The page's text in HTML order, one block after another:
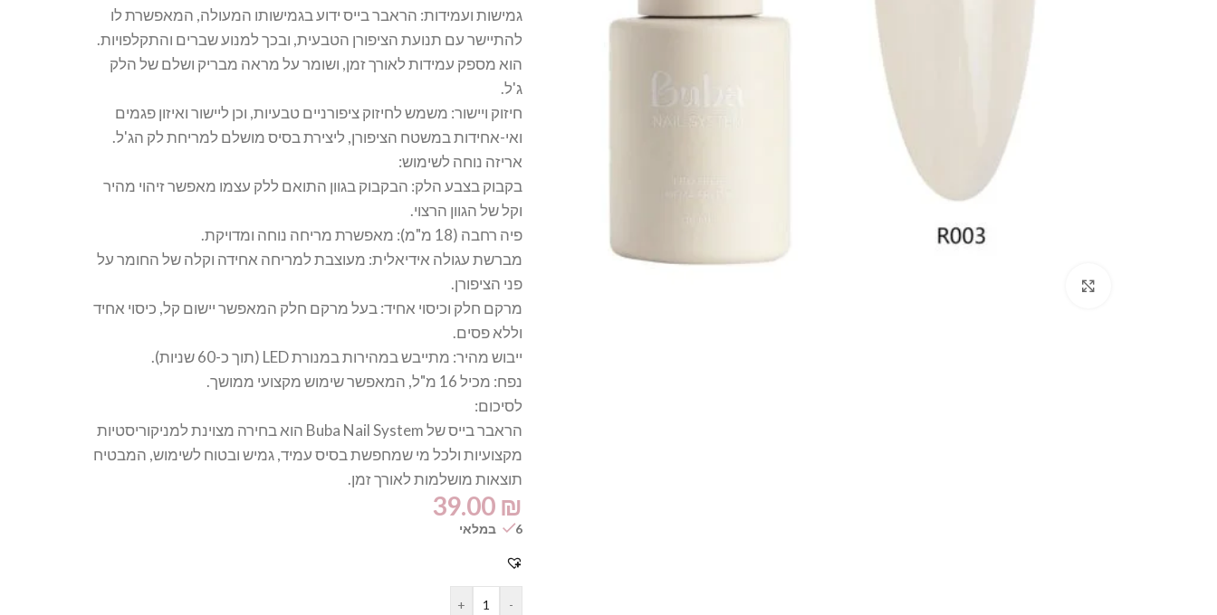
גמישות ועמידות: הראבר בייס ידוע בגמישותו המעולה, המאפשרת לו
להתיישר עם תנועת הציפורן הטבעית, ובכך למנוע שברים והתקלפויות.
הוא מספק עמידות לאורך זמן, ושומר על מראה מבריק ושלם של הלק
ג'ל.
חיזוק ויישור: משמש לחיזוק ציפורניים טבעיות, וכן ליישור ואיזון פגמים
ואי-אחידות במשטח הציפורן, ליצירת בסיס מושלם למריחת לק הג'ל.
אריזה נוחה לשימוש:
בקבוק בצבע הלק: הבקבוק בגוון התואם ללק עצמו מאפשר זיהוי מהיר
וקל של הגוון הרצוי.
פיה רחבה (18 מ"מ): מאפשרת מריחה נוחה ומדויקת.
מברשת עגולה אידיאלית: מעוצבת למריחה אחידה וקלה של החומר על
פני הציפורן.
מרקם חלק וכיסוי אחיד: בעל מרקם חלק המאפשר יישום קל, כיסוי אחיד
וללא פסים.
ייבוש מהיר: מתייבש במהירות במנורת LED (תוך כ-60 שניות).
נפח: מכיל 16 מ"ל, המאפשר שימוש מקצועי ממושך.
לסיכום:
הראבר בייס של Buba Nail System הוא בחירה מצוינת למניקוריסטיות
מקצועיות ולכל מי שמחפשת בסיס עמיד, גמיש ובטוח לשימוש, המבטיח
תוצאות מושלמות לאורך זמן.
39.00 ₪
6 במלאי
-
+